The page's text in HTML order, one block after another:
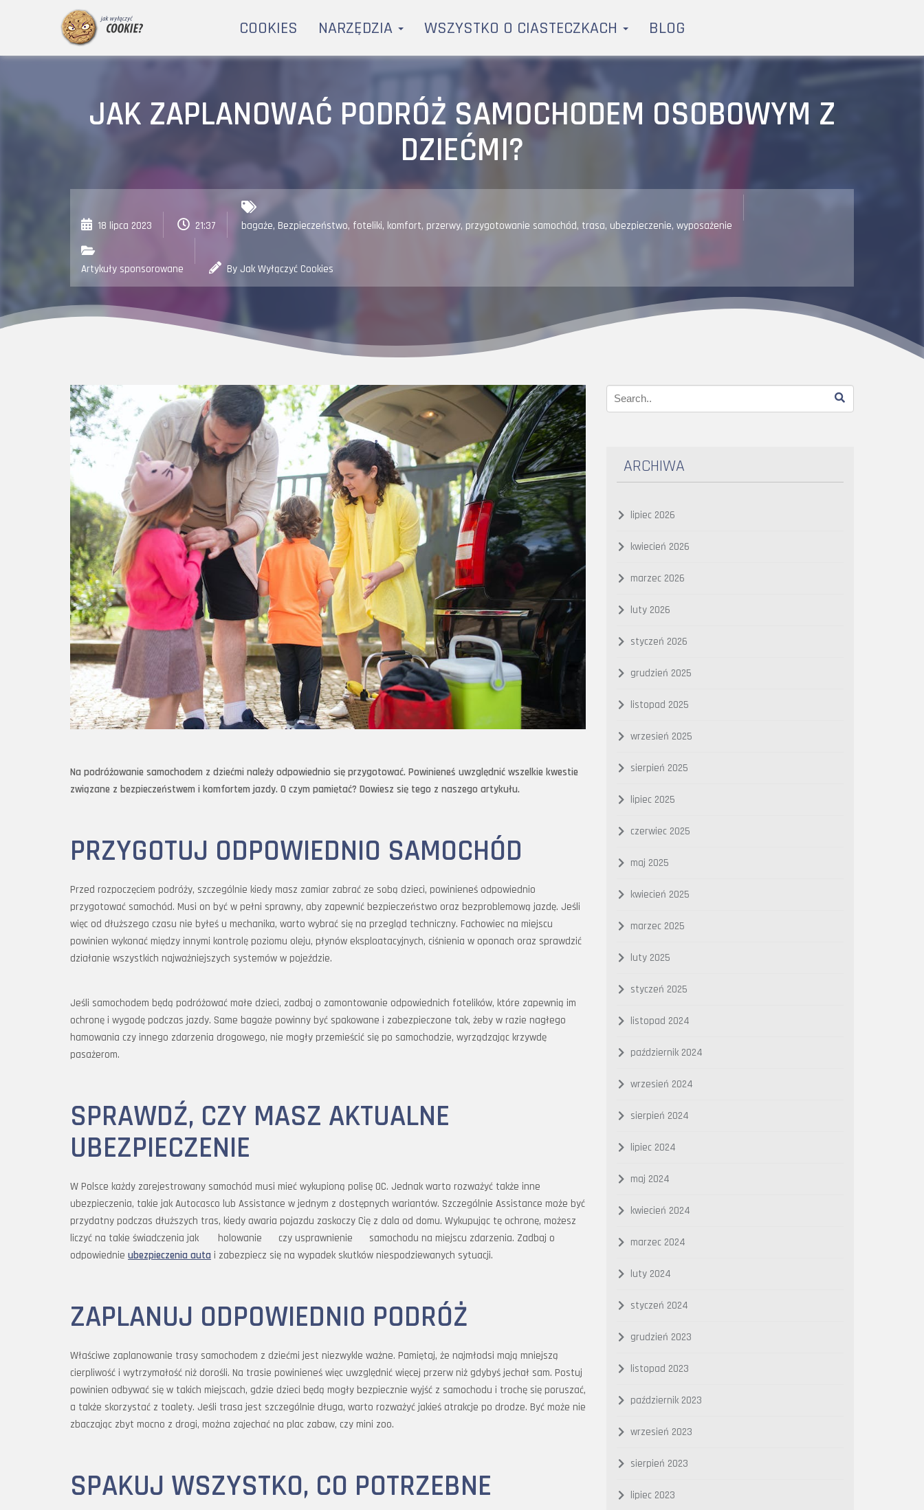
COOKIES NARZĘDZIA WSZYSTKO O CIASTECZKACH BLOG
JAK ZAPLANOWAĆ PODRÓŻ SAMOCHODEM OSOBOWYM Z
DZIEĆMI?
18 lipca 2023 21:37 bagaże, Bezpieczeństwo, foteliki, komfort, przerwy, przygotowanie samochód, trasa, ubezpieczenie, wyposażenie
Artykuły sponsorowane By Jak Wyłączyć Cookies
Na podróżowanie samochodem z dziećmi należy odpowiednio się przygotować. Powinieneś uwzględnić wszelkie kwestie
związane z bezpieczeństwem i komfortem jazdy. O czym pamiętać? Dowiesz się tego z naszego artykułu.
PRZYGOTUJ ODPOWIEDNIO SAMOCHÓD
Przed rozpoczęciem podróży, szczególnie kiedy masz zamiar zabrać ze sobą dzieci, powinieneś odpowiednio
przygotować samochód. Musi on być w pełni sprawny, aby zapewnić bezpieczeństwo oraz bezproblemową jazdę. Jeśli
więc od dłuższego czasu nie byłeś u mechanika, warto wybrać się na przegląd techniczny. Fachowiec na miejscu
powinien wykonać między innymi kontrolę poziomu oleju, płynów eksploatacyjnych, ciśnienia w oponach oraz sprawdzić
działanie wszystkich najważniejszych systemów w pojeździe.
Jeśli samochodem będą podróżować małe dzieci, zadbaj o zamontowanie odpowiednich fotelików, które zapewnią im
ochronę i wygodę podczas jazdy. Same bagaże powinny być spakowane i zabezpieczone tak, żeby w razie nagłego
hamowania czy innego zdarzenia drogowego, nie mogły przemieścić się po samochodzie, wyrządzając krzywdę
pasażerom.
SPRAWDŹ, CZY MASZ AKTUALNE
UBEZPIECZENIE
W Polsce każdy zarejestrowany samochód musi mieć wykupioną polisę OC. Jednak warto rozważyć także inne
ubezpieczenia, takie jak Autocasco lub Assistance w jednym z dostępnych wariantów. Szczególnie Assistance może być
przydatny podczas dłuższych tras, kiedy awaria pojazdu zaskoczy Cię z dala od domu. Wykupując tę ochronę, możesz
liczyć na takie świadczenia jak holowanie czy usprawnienie samochodu na miejscu zdarzenia. Zadbaj o
odpowiednie ubezpieczenia auta i zabezpiecz się na wypadek skutków niespodziewanych sytuacji.
ZAPLANUJ ODPOWIEDNIO PODRÓŻ
Właściwe zaplanowanie trasy samochodem z dziećmi jest niezwykle ważne. Pamiętaj, że najmłodsi mają mniejszą
cierpliwość i wytrzymałość niż dorośli. Na trasie powinieneś więc uwzględnić więcej przerw niż gdybyś jechał sam. Postuj
powinien odbywać się w takich miejscach, gdzie dzieci będą mogły bezpiecznie wyjść z samochodu i trochę się poruszać,
a także skorzystać z toalety. Jeśli trasa jest szczególnie długa, warto rozważyć jakieś atrakcje po drodze. Być może nie
zbaczając zbyt mocno z drogi, można zajechać na plac zabaw, czy mini zoo.
SPAKUJ WSZYSTKO, CO POTRZEBNE
ARCHIWA
lipiec 2026
kwiecień 2026
marzec 2026
luty 2026
styczeń 2026
grudzień 2025
listopad 2025
wrzesień 2025
sierpień 2025
lipiec 2025
czerwiec 2025
maj 2025
kwiecień 2025
marzec 2025
luty 2025
styczeń 2025
listopad 2024
październik 2024
wrzesień 2024
sierpień 2024
lipiec 2024
maj 2024
kwiecień 2024
marzec 2024
luty 2024
styczeń 2024
grudzień 2023
listopad 2023
październik 2023
wrzesień 2023
sierpień 2023
lipiec 2023